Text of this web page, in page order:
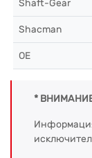
Shaft-Gear
Shacman
OE
*